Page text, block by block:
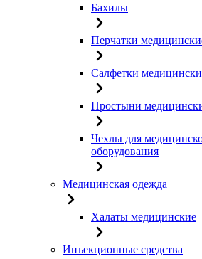
Бахилы
Перчатки
Салфетки
Простыни
Чехлы для
оборудования
Медицинская одежда
Халаты медицинские
Инъекционные средства